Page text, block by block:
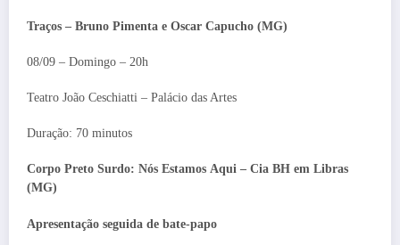
Traços – Bruno Pimenta e Oscar Capucho (MG)
08/09 – Domingo – 20h
Teatro João Ceschiatti – Palácio das Artes
Duração: 70 minutos
Corpo Preto Surdo: Nós Estamos Aqui – Cia BH em Libras
(MG)
Apresentação seguida de bate-papo